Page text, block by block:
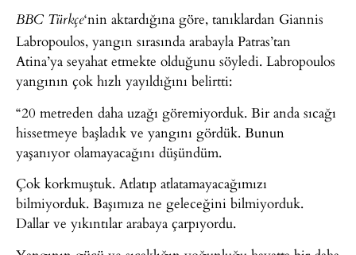
BBC Türkçe‘nin aktardığına göre, tanıklardan Giannis
Labropoulos, yangın sırasında arabayla Patras’tan
Atina’ya seyahat etmekte olduğunu söyledi. Labropoulos
yangının çok hızlı yayıldığını belirtti:
“20 metreden daha uzağı göremiyorduk. Bir anda sıcağı
hissetmeye başladık ve yangını gördük. Bunun
yaşanıyor olamayacağını düşündüm.
Çok korkmuştuk. Atlatıp atlatamayacağımızı
bilmiyorduk. Başımıza ne geleceğini bilmiyorduk.
Dallar ve yıkıntılar arabaya çarpıyordu.